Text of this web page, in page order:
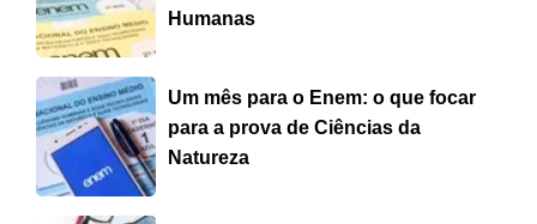
Humanas
Um mês para o Enem: o que focar
para a prova de Ciências da
Natureza